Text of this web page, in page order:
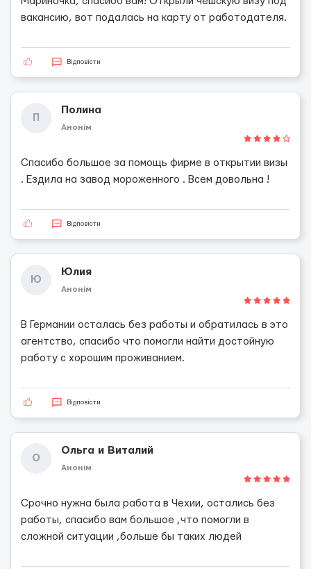
вакансию, вот подалась на карту от работодателя.
Відповісти
П
Полина
Анонім
Спасибо большое за помощь фирме в открытии визы
. Ездила на завод мороженного . Всем довольна !
Відповісти
Ю
Юлия
Анонім
В Германии осталась без работы и обратилась в это
агентство, спасибо что помогли найти достойную
работу с хорошим проживанием.
Відповісти
О
Ольга и Виталий
Анонім
Срочно нужна была работа в Чехии, остались без
работы, спасибо вам большое ,что помогли в
сложной ситуации ,больше бы таких людей